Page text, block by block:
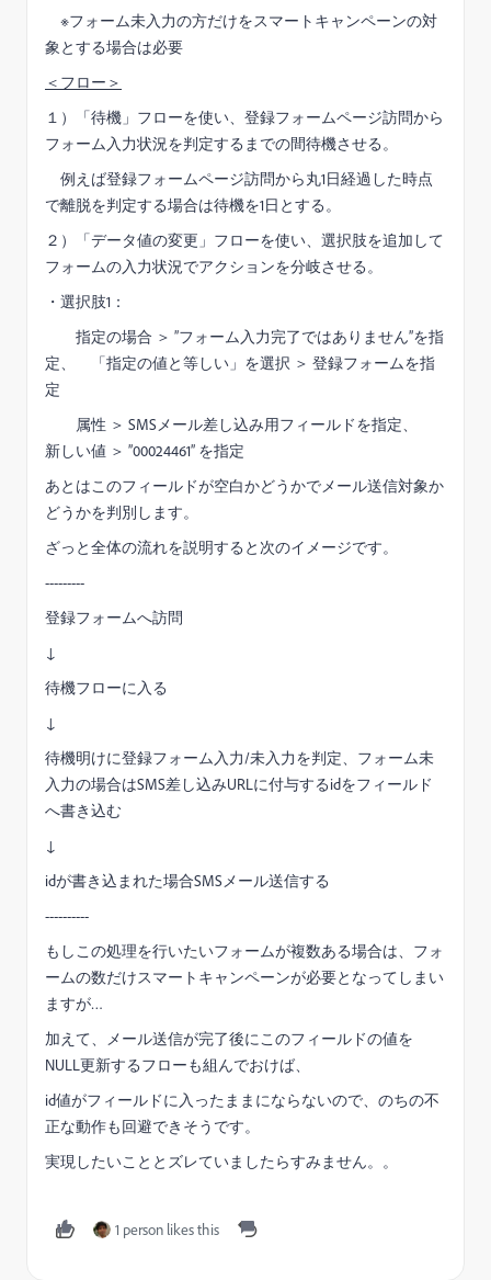
※フォーム未入力の方だけをスマートキャンペーンの対
象とする場合は必要
＜フロー＞
１）「待機」フローを使い、登録フォームページ訪問から
フォーム入力状況を判定するまでの間待機させる。
例えば登録フォームページ訪問から丸1日経過した時点
で離脱を判定する場合は待機を1日とする。
２）「データ値の変更」フローを使い、選択肢を追加して
フォームの入力状況でアクションを分岐させる。
・選択肢1：
指定の場合 ＞ ”フォーム入力完了ではありません”を指
定、 「指定の値と等しい」を選択 ＞ 登録フォームを指
定
属性 ＞ SMSメール差し込み用フィールドを指定、
新しい値 ＞ ”00024461” を指定
あとはこのフィールドが空白かどうかでメール送信対象か
どうかを判別します。
ざっと全体の流れを説明すると次のイメージです。
---------
登録フォームへ訪問
↓
待機フローに入る
↓
待機明けに登録フォーム入力/未入力を判定、フォーム未
入力の場合はSMS差し込みURLに付与するidをフィールド
へ書き込む
↓
idが書き込まれた場合SMSメール送信する
----------
もしこの処理を行いたいフォームが複数ある場合は、フォ
ームの数だけスマートキャンペーンが必要となってしまい
ますが…
加えて、メール送信が完了後にこのフィールドの値を
NULL更新するフローも組んでおけば、
id値がフィールドに入ったままにならないので、のちの不
正な動作も回避できそうです。
実現したいこととズレていましたらすみません。。
1 person likes this